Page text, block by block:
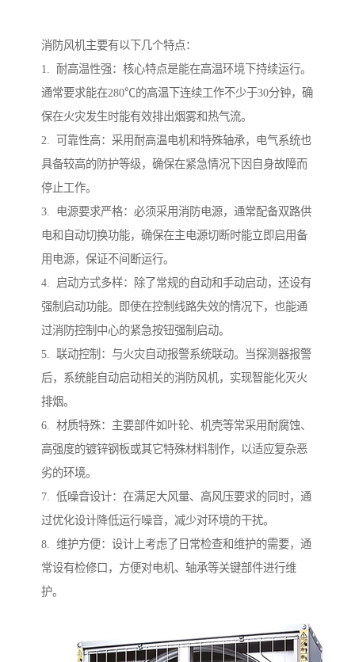
消防风机主要有以下几个特点：
1. 耐高温性强：核心特点是能在高温环境下持续运行。
通常要求能在280℃的高温下连续工作不少于30分钟，确
保在火灾发生时能有效排出烟雾和热气流。
2. 可靠性高：采用耐高温电机和特殊轴承，电气系统也
具备较高的防护等级，确保在紧急情况下因自身故障而
停止工作。
3. 电源要求严格：必须采用消防电源，通常配备双路供
电和自动切换功能，确保在主电源切断时能立即启用备
用电源，保证不间断运行。
4. 启动方式多样：除了常规的自动和手动启动，还设有
强制启动功能。即使在控制线路失效的情况下，也能通
过消防控制中心的紧急按钮强制启动。
5. 联动控制：与火灾自动报警系统联动。当探测器报警
后，系统能自动启动相关的消防风机，实现智能化灭火
排烟。
6. 材质特殊：主要部件如叶轮、机壳等常采用耐腐蚀、
高强度的镀锌钢板或其它特殊材料制作，以适应复杂恶
劣的环境。
7. 低噪音设计：在满足大风量、高风压要求的同时，通
过优化设计降低运行噪音，减少对环境的干扰。
8. 维护方便：设计上考虑了日常检查和维护的需要，通
常设有检修口，方便对电机、轴承等关键部件进行维
护。